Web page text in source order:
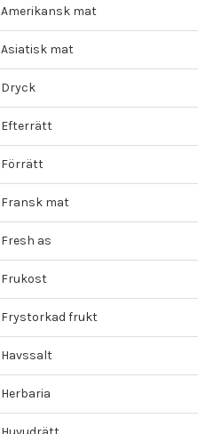
Amerikansk mat
Asiatisk mat
Dryck
Efterrätt
Förrätt
Fransk mat
Fresh as
Frukost
Frystorkad frukt
Havssalt
Herbaria